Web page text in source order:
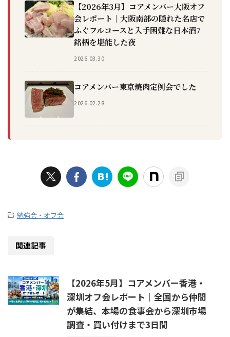
【2026年3月】コアメンバー大阪オフ
会レポート｜大阪南部の隠れた名店で
ふぐフルコースと入手困難な日本酒7
銘柄を堪能した夜
2026.03.30
コアメンバー東京焼肉定例会でした
2026.02.28
-勉強会・オフ会
関連記事
【2026年5月】コアメンバー香港・
深圳オフ会レポート｜全国から仲間
が集結、本場の食事会から深圳市場
調査・買い付けまで3日間